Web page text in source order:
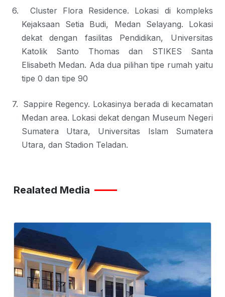
6.
Cluster Flora Residence. Lokasi di kompleks
Kejaksaan Setia Budi, Medan Selayang. Lokasi
dekat dengan fasilitas Pendidikan, Universitas
Katolik Santo Thomas dan STIKES Santa
Elisabeth Medan. Ada dua pilihan tipe rumah yaitu
tipe 0 dan tipe 90
7. Sappire Regency. Lokasinya berada di kecamatan
Medan area. Lokasi dekat dengan Museum Negeri
Sumatera Utara, Universitas Islam Sumatera
Utara, dan Stadion Teladan.
Realated Media